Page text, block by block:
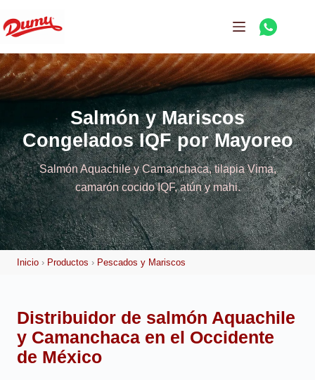
Salmón y Mariscos
Congelados IQF por Mayoreo
Salmón Aquachile y Camanchaca, tilapia Vima,
camarón cocido IQF, atún y mahi.
Inicio › Productos › Pescados y Mariscos
Distribuidor de salmón Aquachile
y Camanchaca en el Occidente
de México